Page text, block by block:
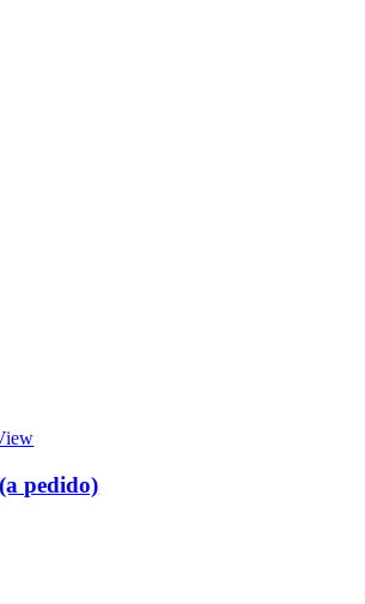
pedido)